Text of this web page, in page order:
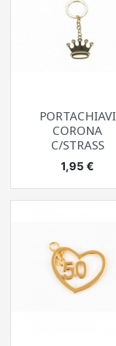
PORTACHIAVI
CORONA
C/STRASS
Prezzo
1,95 €